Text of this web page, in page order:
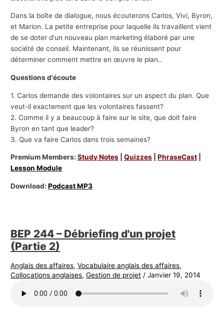
Dans la boîte de dialogue, nous écouterons Carlos, Vivi, Byron,
et Marion. La petite entreprise pour laquelle ils travaillent vient
de se doter d'un nouveau plan marketing élaboré par une
société de conseil. Maintenant, ils se réunissent pour
déterminer comment mettre en œuvre le plan..
Questions d'écoute
1. Carlos demande des volontaires sur un aspect du plan. Que
veut-il exactement que les volontaires fassent?
2. Comme il y a beaucoup à faire sur le site, que doit faire
Byron en tant que leader?
3. Que va faire Carlos dans trois semaines?
Premium Members:Study Notes |Quizzes |PhraseCast
Lesson Module
Download:Podcast MP3
BEP 244 – Débriefing d'un projet
(Partie 2)
Anglais des affaires,Vocabulaire anglais des affaires,
Collocations anglaises,Gestion de projet /Janvier 19, 2014